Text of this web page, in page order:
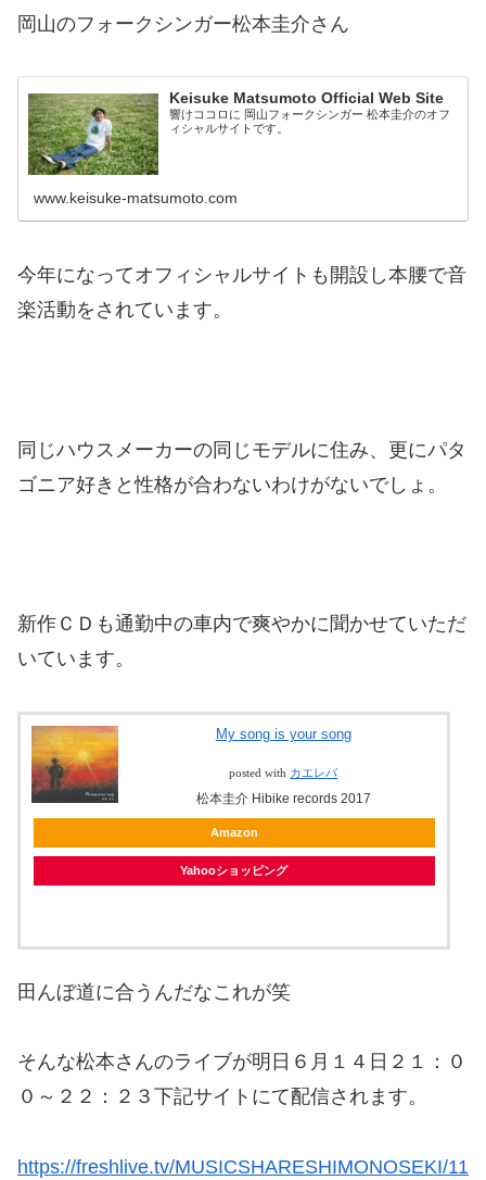
岡山のフォークシンガー松本圭介さん
Keisuke Matsumoto Official Web Site
響けココロに 岡山フォークシンガー 松本圭介のオフ
ィシャルサイトです。
www.keisuke-matsumoto.com
今年になってオフィシャルサイトも開設し本腰で音
楽活動をされています。
同じハウスメーカーの同じモデルに住み、更にパタ
ゴニア好きと性格が合わないわけがないでしょ。
新作ＣＤも通勤中の車内で爽やかに聞かせていただ
いています。
My song is your song
posted with カエレバ
松本圭介 Hibike records 2017
Amazon
Yahooショッピング
田んぼ道に合うんだなこれが笑
そんな松本さんのライブが明日６月１４日２１：０
０～２２：２３下記サイトにて配信されます。
https://freshlive.tv/MUSICSHARESHIMONOSEKI/11